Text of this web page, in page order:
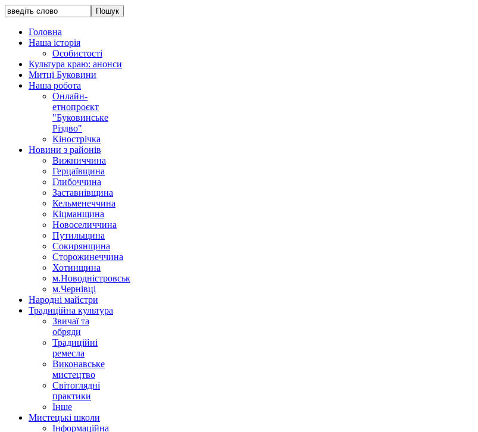
Головна
Наша історія
Особистості
Культура краю: анонси
Митці Буковини
Наша робота
Онлайн-
етнопроєкт
"Буковинське
Різдво"
Кінострічка
Новини з районів
Вижниччина
Герцаївщина
Глибоччина
Заставнівщина
Кельменеччина
Кіцманщина
Новоселиччина
Путильщина
Сокирянщина
Сторожинеччина
Хотинщина
м.Новодністровськ
м.Чернівці
Народні майстри
Традиційна культура
Звичаї та
обряди
Традиційні
ремесла
Виконавське
мистецтво
Світоглядні
практики
Інше
Мистецькі школи
Інформаційна